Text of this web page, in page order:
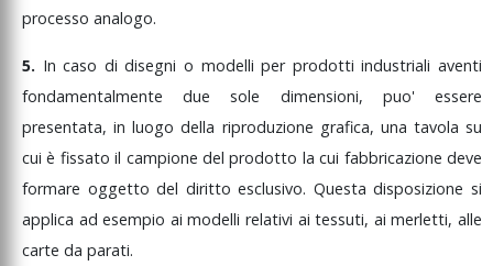
processo analogo.
5. Incaso didisegnio modelliper prodottiindustrialiaventi
fondamentalmenteduesole dimensioni, puo'essere
presentata,inluogodella riproduzione grafica, una tavola su
cuiè fissatoil campionedelprodotto lacui fabbricazionedeve
formare oggettodel dirittoesclusivo. Questadisposizionesi
applica adesempio aimodellirelativi aitessuti, aimerletti,alle
carte da parati.